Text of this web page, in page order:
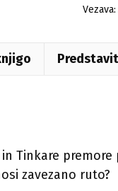
in Tinkare
zavezano ruto?